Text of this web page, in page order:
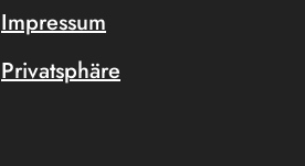
Impressum
Privatsphäre